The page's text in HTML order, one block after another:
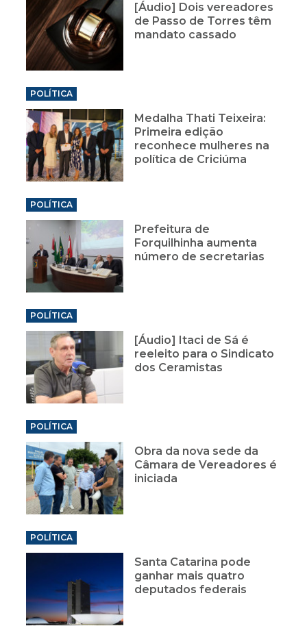
[Áudio] Dois vereadores
de Passo de Torres têm
mandato cassado
POLÍTICA
Medalha Thati Teixeira:
Primeira edição
reconhece mulheres na
política de Criciúma
POLÍTICA
Prefeitura de
Forquilhinha aumenta
número de secretarias
POLÍTICA
[Áudio] Itaci de Sá é
reeleito para o Sindicato
dos Ceramistas
POLÍTICA
Obra da nova sede da
Câmara de Vereadores é
iniciada
POLÍTICA
Santa Catarina pode
ganhar mais quatro
deputados federais